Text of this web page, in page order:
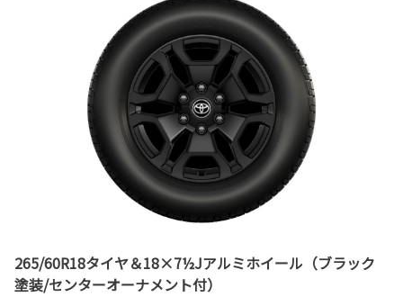
265/60R18タイヤ＆18×7½Jアルミホイール（ブラック
塗装/センターオーナメント付）